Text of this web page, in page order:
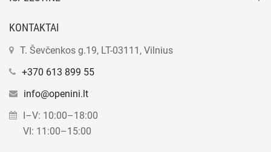
KONTAKTAI
T. Ševčenkos g.19, LT-03111, Vilnius
+370 613 899 55
info@openini.lt
I–V: 10:00–18:00
VI: 11:00–15:00